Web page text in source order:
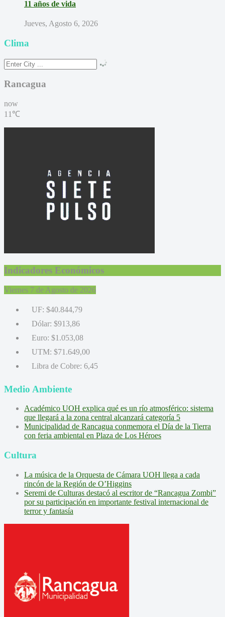
11 años de vida
Jueves, Agosto 6, 2026
Clima
Rancagua
now
11℃
Indicadores Económicos
Viernes 7 de Agosto de 2026
UF: $40.844,79
Dólar: $913,86
Euro: $1.053,08
UTM: $71.649,00
Libra de Cobre: 6,45
Medio Ambiente
Académico UOH explica qué es un río atmosférico: sistema
que llegará a la zona central alcanzará categoría 5
Municipalidad de Rancagua conmemora el Día de la Tierra
con feria ambiental en Plaza de Los Héroes
Cultura
La música de la Orquesta de Cámara UOH llega a cada
rincón de la Región de O’Higgins
Seremi de Culturas destacó al escritor de “Rancagua Zombi”
por su participación en importante festival internacional de
terror y fantasía